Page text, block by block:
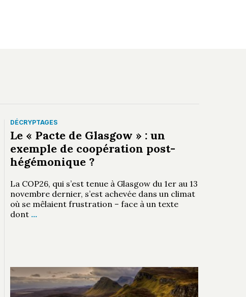
DÉCRYPTAGES
Le « Pacte de Glasgow » : un
exemple de coopération post-
hégémonique ?
La COP26, qui s’est tenue à Glasgow du 1er au 13
novembre dernier, s’est achevée dans un climat
où se mêlaient frustration – face à un texte
dont …